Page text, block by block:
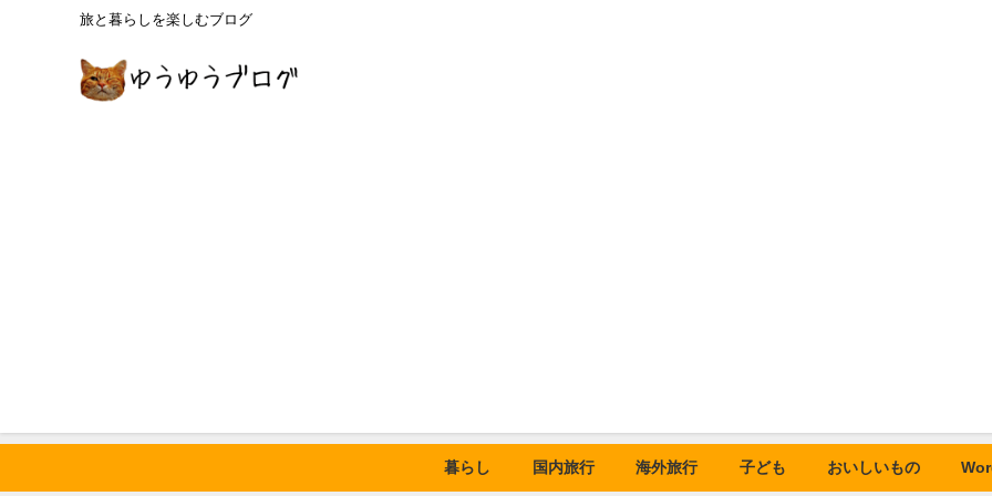
旅と暮らしを楽しむブログ
暮らし 国内旅行 海外旅行 子ども おいしいもの